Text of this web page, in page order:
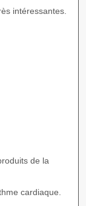
intéressantes.
de la
cardiaque.